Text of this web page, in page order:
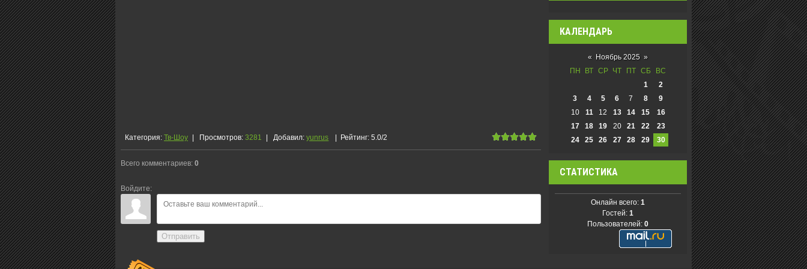
Категория: Тв-Шоу | Просмотров: 3281 | Добавил: yunrus | Рейтинг: 5.0/2
Всего комментариев: 0
Войдите:
Отправить
КАЛЕНДАРЬ
« Ноябрь 2025 »
ПН
ВТ СР ЧТ ПТ СБ
ВС
1
2
3
4 5 6 7 8
9
10
11 12 13 14 15
16
17
18 19 20 21 22
23
24
25 26 27 28 29 30
СТАТИСТИКА
Онлайн всего: 1
Гостей: 1
Пользователей: 0